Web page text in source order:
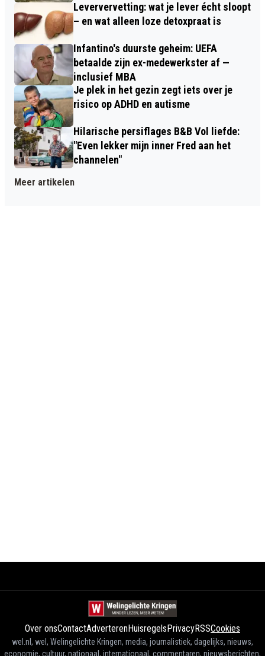
Leververvetting: wat je lever écht sloopt
– en wat alleen loze detoxpraat is
Infantino's duurste geheim: UEFA
betaalde zijn ex-medewerkster af —
inclusief MBA
Je plek in het gezin zegt iets over je
risico op ADHD en autisme
Hilarische persiflages B&B Vol liefde:
"Even lekker mijn inner Fred aan het
channelen"
Meer artikelen
Over onsContactAdverterenHuisregelsPrivacyRSSCookies
wel.nl, wel, Welingelichte Kringen, media, journalistiek, dagelijks, nieuws,
economie, cultuur, nationaal, internationaal, commentaren, nieuwsberichten,